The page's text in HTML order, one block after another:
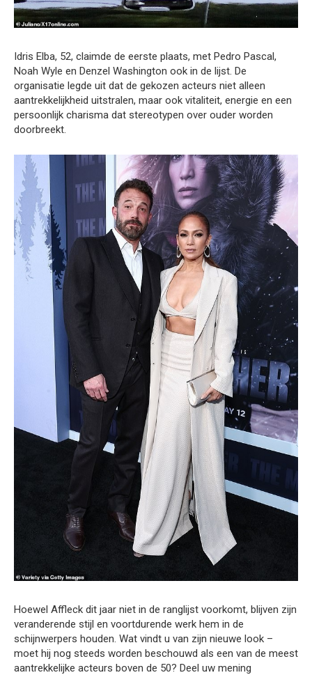
Idris Elba, 52, claimde de eerste plaats, met Pedro Pascal,
Noah Wyle en Denzel Washington ook in de lijst. De
organisatie legde uit dat de gekozen acteurs niet alleen
aantrekkelijkheid uitstralen, maar ook vitaliteit, energie en een
persoonlijk charisma dat stereotypen over ouder worden
doorbreekt.
Hoewel Affleck dit jaar niet in de ranglijst voorkomt, blijven zijn
veranderende stijl en voortdurende werk hem in de
schijnwerpers houden. Wat vindt u van zijn nieuwe look –
moet hij nog steeds worden beschouwd als een van de meest
aantrekkelijke acteurs boven de 50? Deel uw mening